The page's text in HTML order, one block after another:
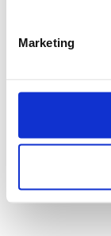
Marketing